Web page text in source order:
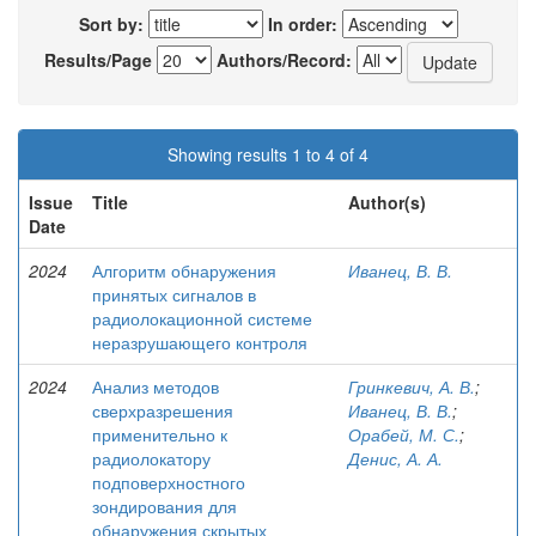
Sort by:
In order:
Results/Page
Authors/Record:
Showing results 1 to 4 of 4
Issue
Date
Title Author(s)
2024
Алгоритм обнаружения
принятых сигналов в
радиолокационной системе
неразрушающего контроля
Иванец, В. В.
2024
Анализ методов
сверхразрешения
применительно к
радиолокатору
подповерхностного
зондирования для
обнаружения скрытых
Гринкевич, А. В.;
Иванец, В. В.;
Орабей, М. С.;
Денис, А. А.